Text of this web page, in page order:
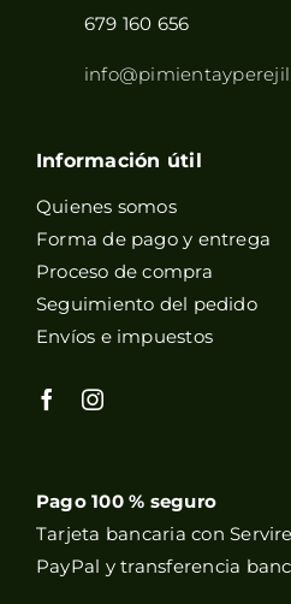
679 160 656
Información útil
Quienes somos
Forma de pago y entrega
Proceso de compra
Seguimiento del pedido
Envíos e impuestos
Pago 100 % seguro
Tarjeta bancaria con
PayPal y transferencia